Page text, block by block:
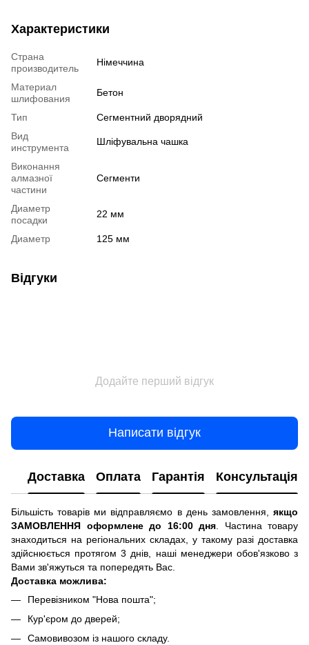
Характеристики
Страна
производитель
Німеччина
Материал
шлифования
Бетон
Тип
Сегментний дворядний
Вид
инструмента
Шліфувальна чашка
Виконання
алмазної
частини
Сегменти
Диаметр
посадки
22 мм
Диаметр 125 мм
Відгуки
Додайте перший відгук
Написати відгук
Доставка Оплата Гарантія Консультація
Більшість товарів ми відправляємо в день замовлення, якщо
ЗАМОВЛЕННЯ оформлене до 16:00 дня . Частина товару
знаходиться на регіональних складах, у такому разі доставка
здійснюється протягом 3 днів, наші менеджери обов'язково з
Вами зв'яжуться та попередять Вас.
Доставка можлива:
Перевізником "Нова пошта";
Кур'єром до дверей;
Самовивозом із нашого складу.